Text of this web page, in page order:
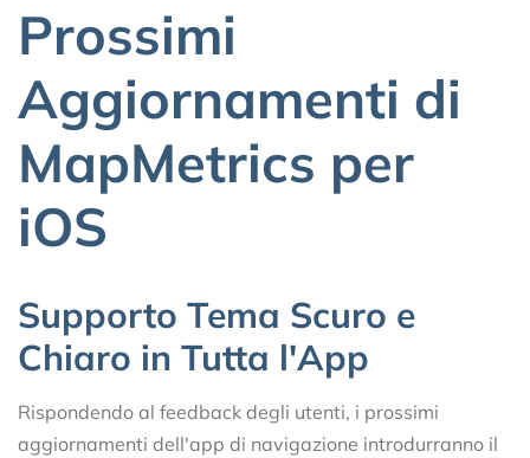
Prossimi
Aggiornamenti di
MapMetrics per
iOS
Supporto Tema Scuro e
Chiaro in Tutta l'App
Rispondendo al feedback degli utenti, i prossimi
aggiornamenti dell'app di navigazione introdurranno il